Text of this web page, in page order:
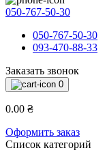
050-767-50-30
050-767-50-30
093-470-88-33
Заказать звонок
0
0.00 ₴
Оформить заказ
Список категорий